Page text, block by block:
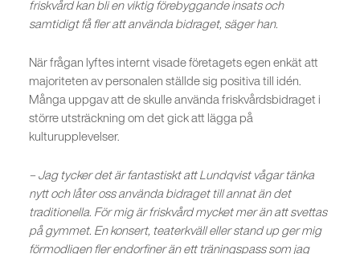
friskvård kan bli en viktig förebyggande insats och
samtidigt få fler att använda bidraget, säger han.
När frågan lyftes internt visade företagets egen enkät att
majoriteten av personalen ställde sig positiva till idén.
Många uppgav att de skulle använda friskvårdsbidraget i
större utsträckning om det gick att lägga på
kulturupplevelser.
– Jag tycker det är fantastiskt att Lundqvist vågar tänka
nytt och låter oss använda bidraget till annat än det
traditionella. För mig är friskvård mycket mer än att svettas
på gymmet. En konsert, teaterkväll eller stand up ger mig
förmodligen fler endorfiner än ett träningspass som jag